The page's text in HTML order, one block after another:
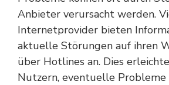
Anbieter verursacht werden.
Internetprovider bieten
aktuelle Störungen auf ihren
über Hotlines an. Dies
Nutzern, eventuelle Probleme